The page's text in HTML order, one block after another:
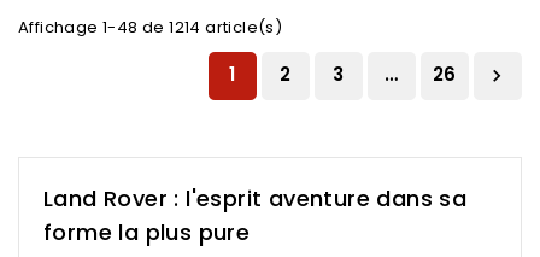
Affichage 1-48 de 1214 article(s)
1 2 3 … 26 
Land Rover : l'esprit aventure dans sa
forme la plus pure